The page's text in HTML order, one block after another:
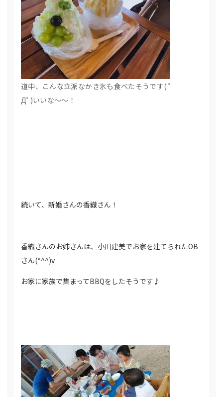
道中、こんな立派なかき氷も食べたそうです( ﾟ
Дﾟ)いいな～～！
続いて、新婚さんの香織さん！
香織さんのお姉さんは、小川建美でお家を建てられたOB
さん(*^^)v
お家に家族で集まってBBQをしたそうです♪